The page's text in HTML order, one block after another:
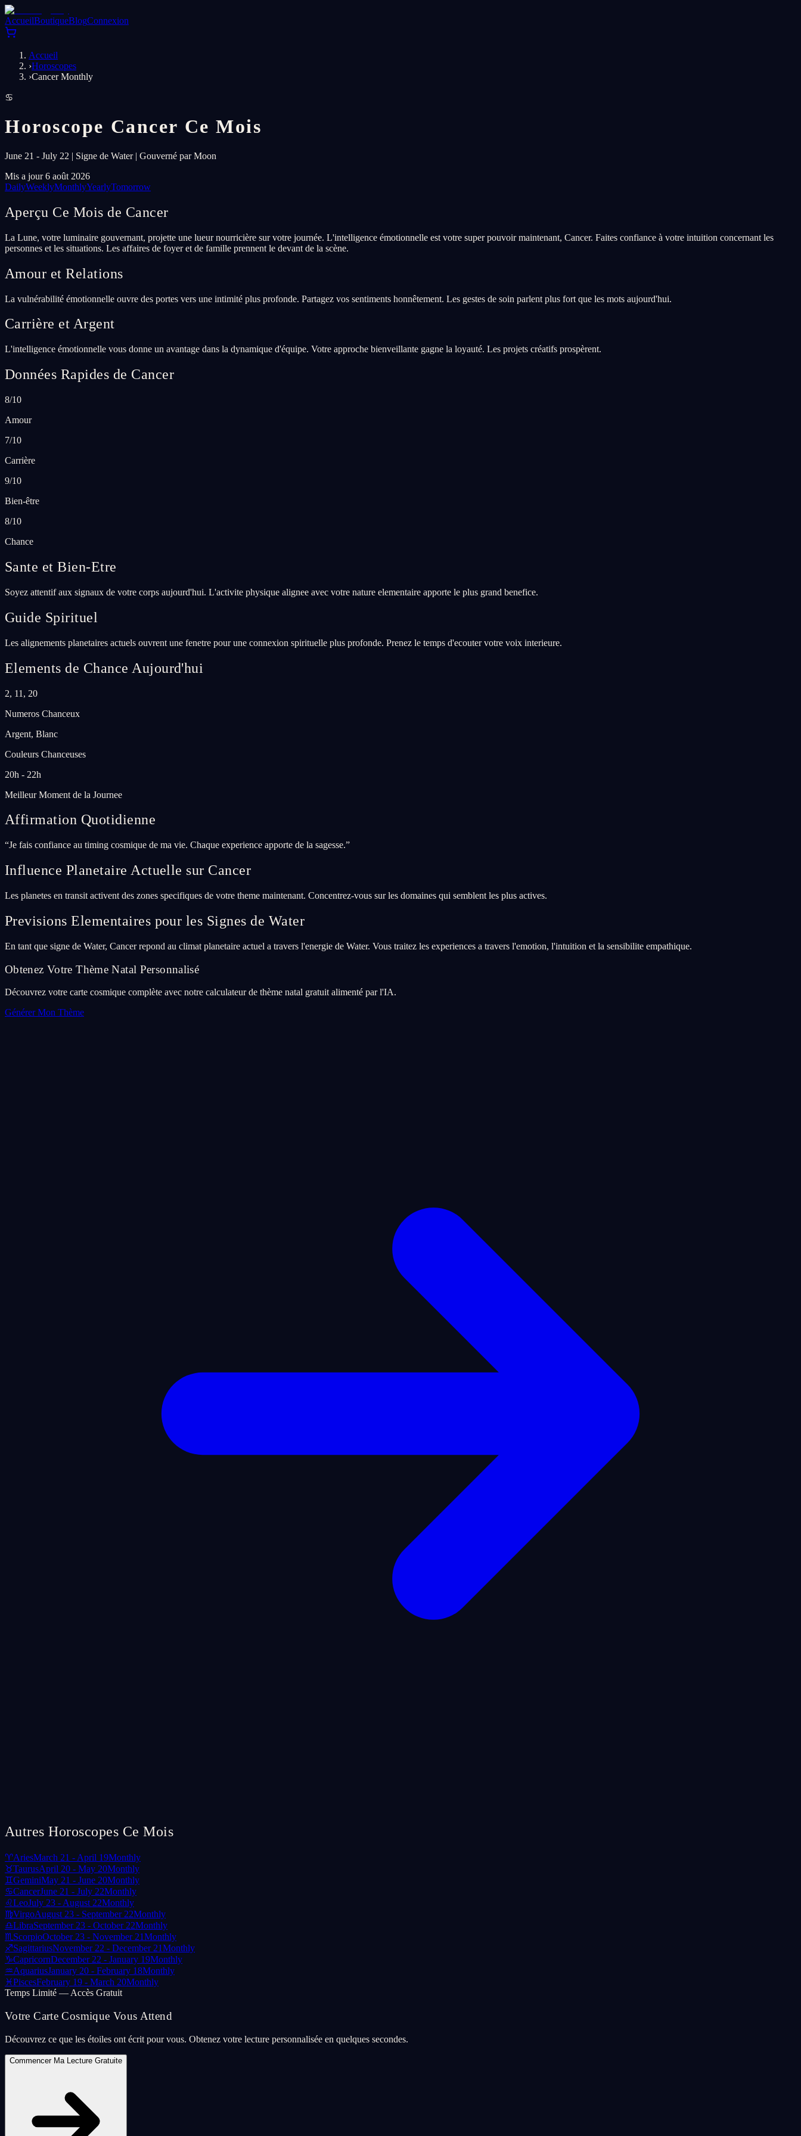
AccueilBoutiqueBlogConnexion
Accueil
›Horoscopes
›Cancer Monthly
♋
Horoscope Cancer Ce Mois
June 21 - July 22 | Signe de Water | Gouverné par Moon
Mis a jour 6 août 2026
DailyWeeklyMonthlyYearlyTomorrow
Aperçu Ce Mois de Cancer
La Lune, votre luminaire gouvernant, projette une lueur nourricière sur votre journée. L'intelligence émotionnelle est votre super pouvoir maintenant, Cancer. Faites confiance à votre intuition concernant les
personnes et les situations. Les affaires de foyer et de famille prennent le devant de la scène.
Amour et Relations
La vulnérabilité émotionnelle ouvre des portes vers une intimité plus profonde. Partagez vos sentiments honnêtement. Les gestes de soin parlent plus fort que les mots aujourd'hui.
Carrière et Argent
L'intelligence émotionnelle vous donne un avantage dans la dynamique d'équipe. Votre approche bienveillante gagne la loyauté. Les projets créatifs prospèrent.
Données Rapides de Cancer
8/10
Amour
7/10
Carrière
9/10
Bien-être
8/10
Chance
Sante et Bien-Etre
Soyez attentif aux signaux de votre corps aujourd'hui. L'activite physique alignee avec votre nature elementaire apporte le plus grand benefice.
Guide Spirituel
Les alignements planetaires actuels ouvrent une fenetre pour une connexion spirituelle plus profonde. Prenez le temps d'ecouter votre voix interieure.
Elements de Chance Aujourd'hui
2, 11, 20
Numeros Chanceux
Argent, Blanc
Couleurs Chanceuses
20h - 22h
Meilleur Moment de la Journee
Affirmation Quotidienne
“Je fais confiance au timing cosmique de ma vie. Chaque experience apporte de la sagesse.”
Influence Planetaire Actuelle sur Cancer
Les planetes en transit activent des zones specifiques de votre theme maintenant. Concentrez-vous sur les domaines qui semblent les plus actives.
Previsions Elementaires pour les Signes de Water
En tant que signe de Water, Cancer repond au climat planetaire actuel a travers l'energie de Water. Vous traitez les experiences a travers l'emotion, l'intuition et la sensibilite empathique.
Obtenez Votre Thème Natal Personnalisé
Découvrez votre carte cosmique complète avec notre calculateur de thème natal gratuit alimenté par l'IA.
Générer Mon Thème
Autres Horoscopes Ce Mois
♈AriesMarch 21 - April 19Monthly
♉TaurusApril 20 - May 20Monthly
♊GeminiMay 21 - June 20Monthly
♋CancerJune 21 - July 22Monthly
♌LeoJuly 23 - August 22Monthly
♍VirgoAugust 23 - September 22Monthly
♎LibraSeptember 23 - October 22Monthly
♏ ScorpioOctober 23 - November 21Monthly
♐SagittariusNovember 22 - December 21Monthly
♑CapricornDecember 22 - January 19Monthly
♒AquariusJanuary 20 - February 18Monthly
♓PiscesFebruary 19 - March 20Monthly
Temps Limité — Accès Gratuit
Votre Carte Cosmique Vous Attend
Découvrez ce que les étoiles ont écrit pour vous. Obtenez votre lecture personnalisée en quelques secondes.
Commencer Ma Lecture Gratuite